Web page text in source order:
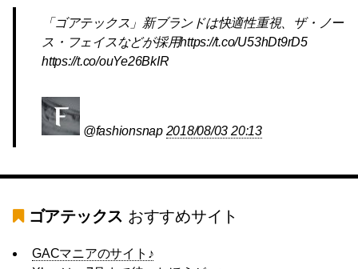
「ゴアテックス」新ブランドは快適性重視、ザ・ノー
ス・フェイスなどが採用https://t.co/U53hDt9rD5
https://t.co/ouYe26BkIR
@fashionsnap 2018/08/03 20:13
ゴアテックス おすすめサイト
GACマニアのサイト♪